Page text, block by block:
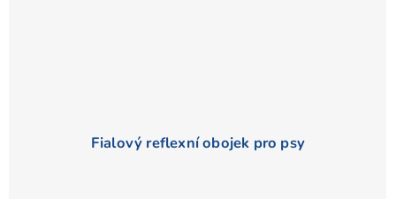
Fialový reflexní obojek pro psy